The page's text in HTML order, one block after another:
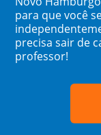
para que você
precisa sair de
professor!